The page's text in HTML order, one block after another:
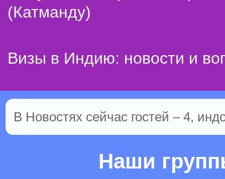
(Катманду)
Визы в Индию: новости и
В Новостях сейчас гостей – 4,
Наши